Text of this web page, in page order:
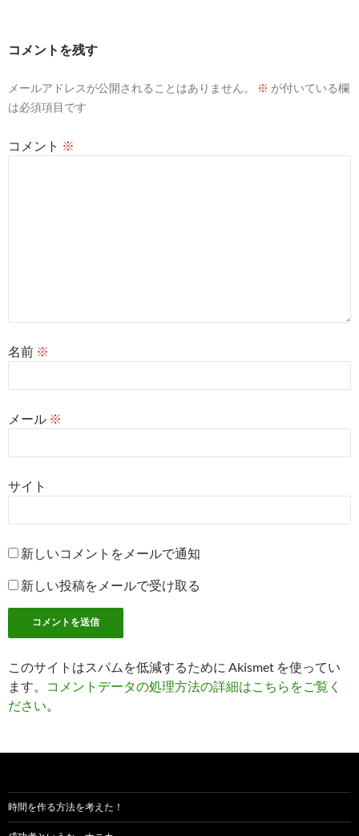
コメントを残す
メールアドレスが公開されることはありません。 ※ が付いている欄
は必須項目です
コメント ※
名前 ※
メール ※
サイト
新しいコメントをメールで通知
新しい投稿をメールで受け取る
このサイトはスパムを低減するために Akismet を使ってい
ます。
コメントデータの処理方法の詳細はこちらをご覧く
ださい。
時間を作る方法を考えた！